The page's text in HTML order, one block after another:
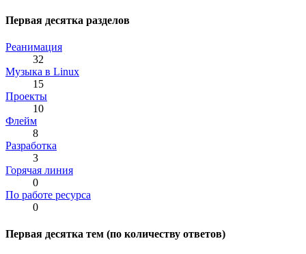
Первая десятка разделов
Реанимация
32
Музыка в Linux
15
Проекты
10
Флейм
8
Разработка
3
Горячая линия
0
По работе ресурса
0
Первая десятка тем (по количеству ответов)